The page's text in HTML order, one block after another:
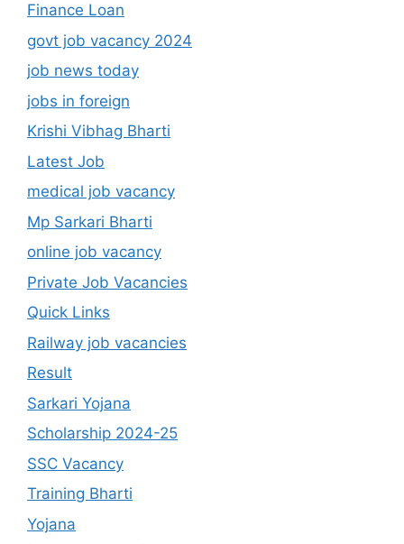
Finance Loan
govt job vacancy 2024
job news today
jobs in foreign
Krishi Vibhag Bharti
Latest Job
medical job vacancy
Mp Sarkari Bharti
online job vacancy
Private Job Vacancies
Quick Links
Railway job vacancies
Result
Sarkari Yojana
Scholarship 2024-25
SSC Vacancy
Training Bharti
Yojana